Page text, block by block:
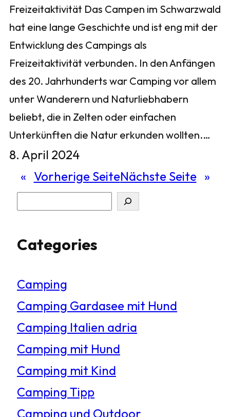
Freizeitaktivität Das Campen im Schwarzwald
hat eine lange Geschichte und ist eng mit der
Entwicklung des Campings als
Freizeitaktivität verbunden. In den Anfängen
des 20. Jahrhunderts war Camping vor allem
unter Wanderern und Naturliebhabern
beliebt, die in Zelten oder einfachen
Unterkünften die Natur erkunden wollten.…
8. April 2024
« Vorherige SeiteNächste Seite »
c
e
n
Categories
Camping
Camping Gardasee mit Hund
Camping Italien adria
Camping mit Hund
Camping mit Kind
Camping Tipp
Camping und Outdoor